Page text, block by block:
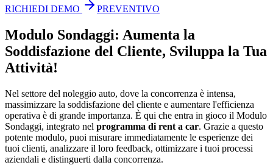
RICHIEDI DEMO PREVENTIVO
Modulo Sondaggi: Aumenta la
Soddisfazione del Cliente, Sviluppa la Tua
Attività!
Nel settore del noleggio auto, dove la concorrenza è intensa,
massimizzare la soddisfazione del cliente e aumentare l'efficienza
operativa è di grande importanza. È qui che entra in gioco il Modulo
Sondaggi, integrato nel programma di rent a car. Grazie a questo
potente modulo, puoi misurare immediatamente le esperienze dei
tuoi clienti, analizzare il loro feedback, ottimizzare i tuoi processi
aziendali e distinguerti dalla concorrenza.